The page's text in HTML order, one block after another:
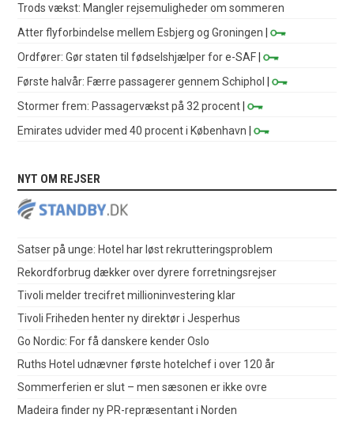
Trods vækst: Mangler rejsemuligheder om sommeren
Atter flyforbindelse mellem Esbjerg og Groningen |
Ordfører: Gør staten til fødselshjælper for e-SAF |
Første halvår: Færre passagerer gennem Schiphol
|
Stormer frem: Passagervækst på 32 procent |
Emirates udvider med 40 procent i København |
NYT OM REJSER
Satser på unge: Hotel har løst rekrutteringsproblem
Rekordforbrug dækker over dyrere forretningsrejser
Tivoli melder trecifret millioninvestering klar
Tivoli Friheden henter ny direktør i Jesperhus
Go Nordic: For få danskere kender Oslo
Ruths Hotel udnævner første hotelchef i over 120 år
Sommerferien er slut – men sæsonen er ikke ovre
Madeira finder ny PR-repræsentant i Norden